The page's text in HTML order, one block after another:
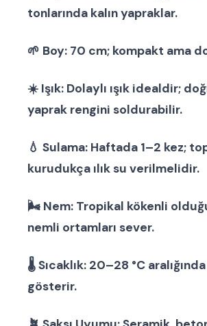
tonlarında kalın yapraklar.
🌱 Boy: 70 cm; kompakt ama
☀️ Işık: Dolaylı ışık idealdir;
yaprak rengini soldurabilir.
💧 Sulama: Haftada 1–2 kez;
kurudukça ılık su verilmelidir.
🌬 Nem: Tropikal kökenli
nemli ortamları sever.
🌡Sıcaklık: 20–28 °C
gösterir.